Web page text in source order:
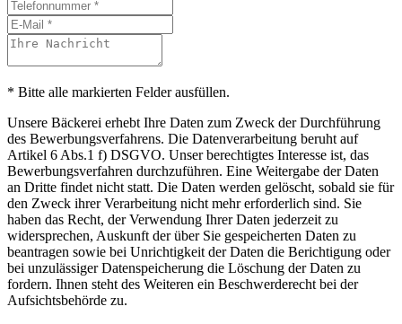
* Bitte alle markierten Felder ausfüllen.
Unsere Bäckerei erhebt Ihre Daten zum Zweck der Durchführung
des Bewerbungsverfahrens. Die Datenverarbeitung beruht auf
Artikel 6 Abs.1 f) DSGVO. Unser berechtigtes Interesse ist, das
Bewerbungsverfahren durchzuführen. Eine Weitergabe der Daten
an Dritte findet nicht statt. Die Daten werden gelöscht, sobald sie für
den Zweck ihrer Verarbeitung nicht mehr erforderlich sind. Sie
haben das Recht, der Verwendung Ihrer Daten jederzeit zu
widersprechen, Auskunft der über Sie gespeicherten Daten zu
beantragen sowie bei Unrichtigkeit der Daten die Berichtigung oder
bei unzulässiger Datenspeicherung die Löschung der Daten zu
fordern. Ihnen steht des Weiteren ein Beschwerderecht bei der
Aufsichtsbehörde zu.